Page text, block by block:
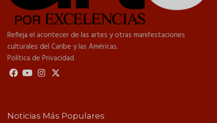
Refleja el acontecer de las artes y otras manifestaciones
culturales del Caribe y las Américas.
Política de Privacidad
Noticias Más Populares